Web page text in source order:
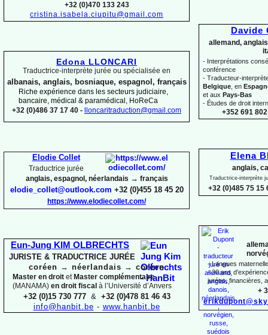
Davide
allemand,
- Interprétations
conférence
- Traducteur-
Belgique , en
et aux Pays-Bas
- Études de droit
+352 691
Elena
anglais,
Traductrice-interprète
+32 (0)485 75 15
-Langues
-30 ans
jurées, financières,
+
+32 (0)470 133 243
cristina.isabela.ciupitu@gmail.com
Edona LLONCARI
Traductrice-interprète jurée ou spécialisée en
albanais, anglais, bosniaque, espagnol, français
Riche expérience dans les secteurs judiciaire,
bancaire, médical & paramédical, HoReCa
+32 (0)486 37 17 40 -
lloncaritraduction@gmail.com
Elodie Collet
Traductrice jurée
anglais, espagnol, néerlandais → français
elodie_collet@outlook.com +32 (0)455 18 45 20
https://www.elodiecollet.com/
Eun-Jung KIM OLBRECHTS
JURISTE & TRADUCTRICE JURÉE
coréen → néerlandais → coréen
Master en droit etMaster complémentaire
(MANAMA) en droit fiscal à l’Université d’Anvers
+32 (0)15 730 777& +32 (0)478 81 46 43
info@hanbit.be - www.hanbit.be